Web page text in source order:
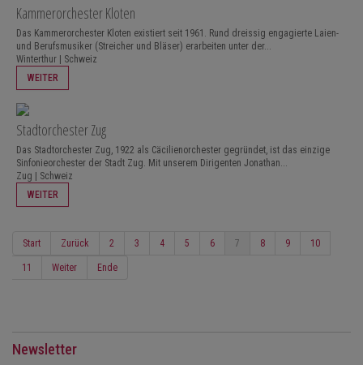
Kammerorchester Kloten
Das Kammerorchester Kloten existiert seit 1961. Rund dreissig engagierte Laien-
und Berufsmusiker (Streicher und Bläser) erarbeiten unter der...
Winterthur | Schweiz
WEITER
Stadtorchester Zug
Das Stadtorchester Zug, 1922 als Cäcilienorchester gegründet, ist das einzige
Sinfonieorchester der Stadt Zug. Mit unserem Dirigenten Jonathan...
Zug | Schweiz
WEITER
Start Zurück 2 3 4 5 6 7 8 9 10
11 Weiter Ende
Newsletter